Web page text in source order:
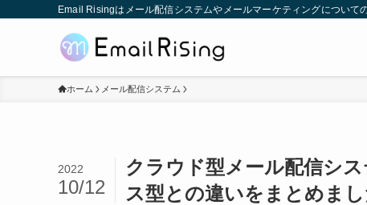
Email Risingはメール配信システムやメールマーケティングについて
ホーム メール配信システム
クラウド型メール配信シ
ス型との違いをまとめまし
2022
10/12